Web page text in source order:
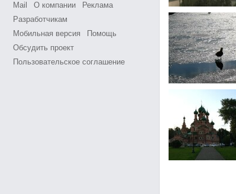
Mail О компании
Реклама
Разработчикам
Мобильная версия
Помощь
Обсудить проект
Пользовательское соглашение